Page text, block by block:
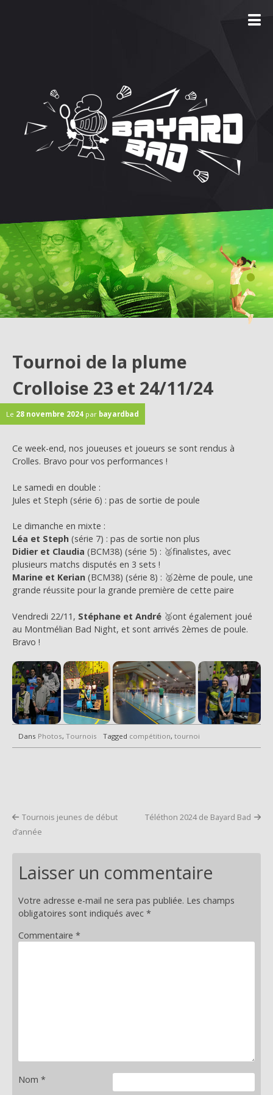
Tournoi de la plume
Crolloise 23 et 24/11/24
Le 28 novembre 2024 par bayardbad
Ce week-end, nos joueuses et joueurs se sont rendus à
Crolles. Bravo pour vos performances !
Le samedi en double :
Jules et Steph (série 6) : pas de sortie de poule
Le dimanche en mixte :
Léa et Steph (série 7) : pas de sortie non plus
Didier et Claudia (BCM38) (série 5) : 🥈finalistes, avec
plusieurs matchs disputés en 3 sets !
Marine et Kerian (BCM38) (série 8) : 🥈2ème de poule, une
grande réussite pour la grande première de cette paire
Vendredi 22/11, Stéphane et André 🥈ont également joué
au Montmélian Bad Night, et sont arrivés 2èmes de poule.
Bravo !
Dans Photos, Tournois Tagged compétition, tournoi
Navigation
de
l’article
Tournois jeunes de début
d’année
Téléthon 2024 de Bayard Bad
Laisser un commentaire
Votre adresse e-mail ne sera pas publiée. Les champs
obligatoires sont indiqués avec *
Commentaire *
Nom *